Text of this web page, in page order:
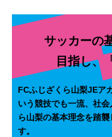
サッカーの
目指し、
FCふじざくら山梨JEア
いう競技でも一流、社
ら山梨の基本理念を踏
す。